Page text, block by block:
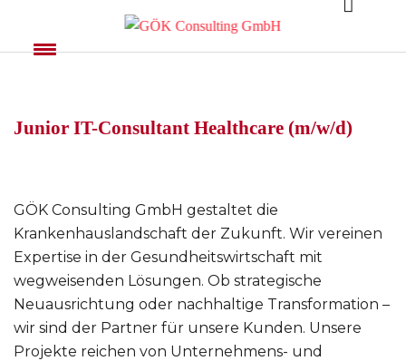
Junior IT-Consultant Healthcare (m/w/d)
GÖK Consulting GmbH gestaltet die
Krankenhauslandschaft der Zukunft. Wir vereinen
Expertise in der Gesundheitswirtschaft mit
wegweisenden Lösungen. Ob strategische
Neuausrichtung oder nachhaltige Transformation –
wir sind der Partner für unsere Kunden. Unsere
Projekte reichen von Unternehmens- und